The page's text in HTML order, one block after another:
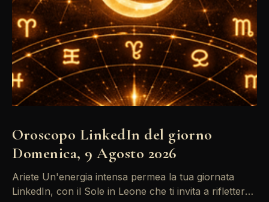
Oroscopo LinkedIn del giorno
Domenica, 9 Agosto 2026
Ariete Un'energia intensa permea la tua giornata
LinkedIn, con il Sole in Leone che ti invita a riflettere